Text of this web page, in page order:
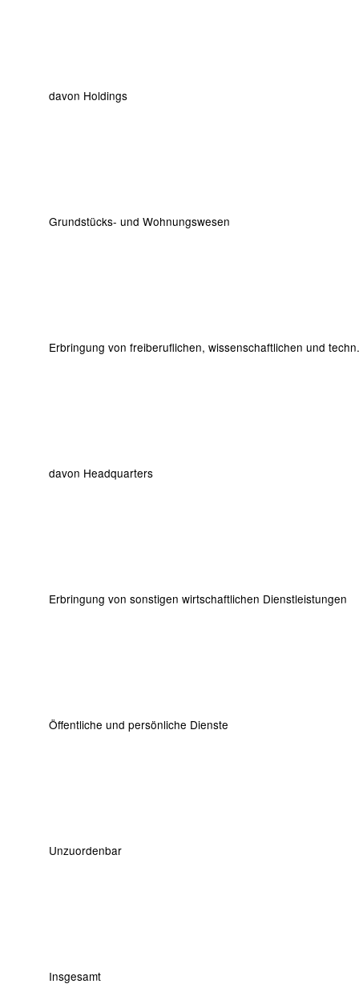
davon Holdings
Grundstücks- und Wohnungswesen
Erbringung von freiberuflichen, wissenschaftlichen und
davon Headquarters
Erbringung von sonstigen wirtschaftlichen Dienstleistungen
Öffentliche und persönliche Dienste
Unzuordenbar
Insgesamt